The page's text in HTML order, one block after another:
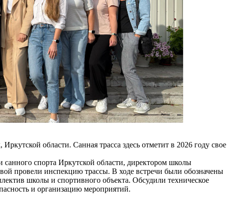
области. Санная трасса здесь отметит в 2026 году свое
санного спорта Иркутской области, директором школы
провели инспекцию трассы. В ходе встречи были обозначены
школы и спортивного объекта. Обсудили техническое
и организацию мероприятий.